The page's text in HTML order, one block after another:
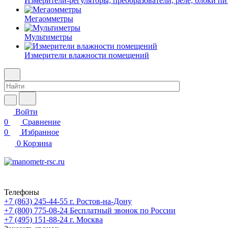
Мегаомметры
Мультиметры
Измерители влажности помещений
Войти
0
Сравнение
0
Избранное
0 Корзина
Телефоны
+7 (863) 245-44-55 г. Ростов-на-Дону
+7 (800) 775-08-24 Бесплатный звонок по России
+7 (495) 151-88-24 г. Москва